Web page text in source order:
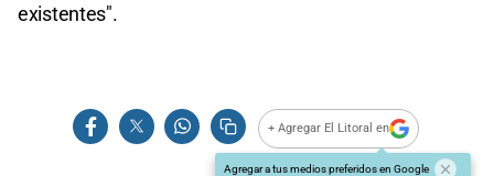
existentes".
+ Agregar El Litoral en
Agregar a tus medios preferidos en Google